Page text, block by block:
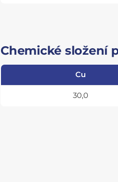
Chemické složení
Cu
30,0